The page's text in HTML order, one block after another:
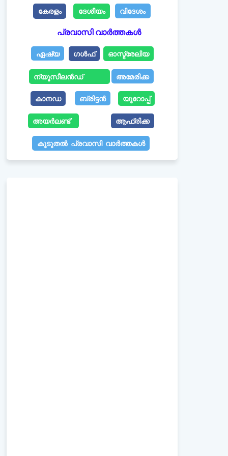
കേരളം ദേശീയം വിദേശം
പ്രവാസി വാർത്തകൾ
ഏഷ്യ ഗൾഫ് ഓസ്ട്രേലിയ
ന്യൂസീലൻഡ് അമേരിക്ക
കാനഡ ബ്രിട്ടൻ യൂറോപ്പ്
അയർലണ്ട് ആഫ്രിക്ക
കൂടുതൽ പ്രവാസി വാർത്തകൾ